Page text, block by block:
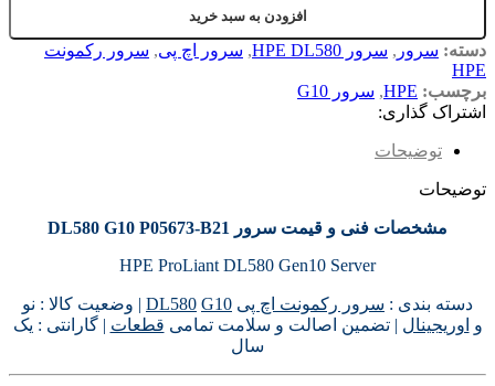
افزودن به سبد خرید
دسته: سرور , سرور HPE DL580 , سرور اچ پی, سرور رکمونت
HPE
برچسب: HPE
, سرور G10
اشتراک گذاری:
توضیحات
توضیحات
مشخصات فنی و قیمت سرور DL580 G10 P05673-B21
HPE ProLiant DL580 Gen10 Server
دسته بندی : سرور رکمونت اچ پی DL580 G10
| وضعیت کالا : نو
و اوریجینال | تضمین اصالت و سلامت تمامی قطعات | گارانتی : یک
سال